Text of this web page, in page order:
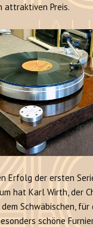
Preis.
Erfolg der ersten
hat Karl Wirth, der
Schwäbischen,
schöne